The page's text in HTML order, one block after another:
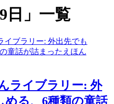
日 」 一覧
ライブラリー: 外
める、6種類の童話